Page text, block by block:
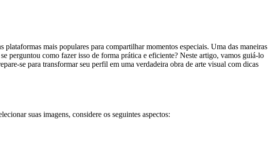
mais populares para compartilhar ​momentos especiais.⁤ Uma das maneiras
perguntou como fazer ‌isso de forma prática e‌ eficiente? Neste artigo, vamos guiá-lo
se ⁣para transformar seu⁣ perfil em uma verdadeira ‍obra de arte visual com dicas
suas imagens, considere os seguintes aspectos: